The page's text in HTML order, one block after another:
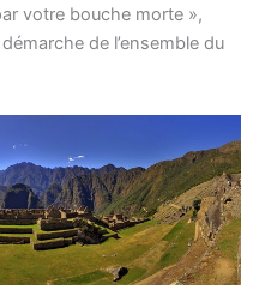
votre bouche morte »,
de l’ensemble du